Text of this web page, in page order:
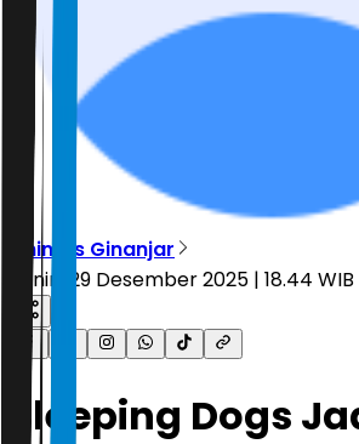
Dhimas Ginanjar
Senin, 29 Desember 2025 | 18.44 WIB
Sleeping Dogs